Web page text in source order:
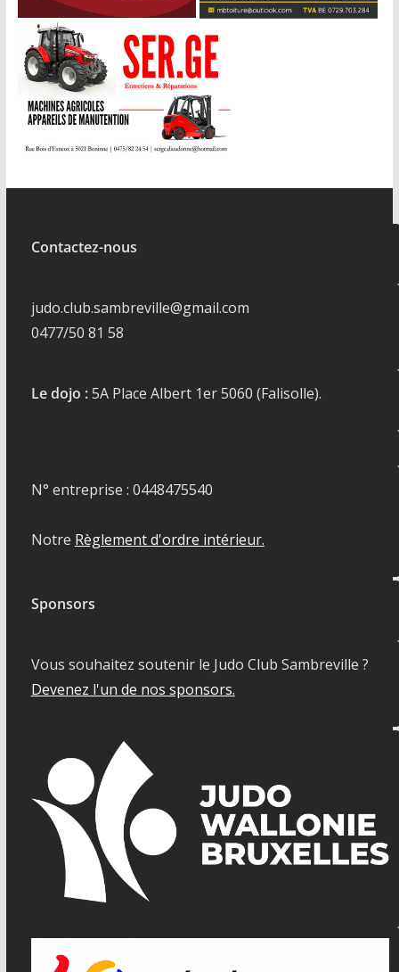
Contactez-nous
judo.club.sambreville@gmail.com
0477/50 81 58
Le dojo :5A Place Albert 1er 5060 (Falisolle).
N° entreprise : 0448475540
Notre Règlement d'ordre intérieur.
Sponsors
Vous souhaitez soutenir le Judo Club Sambreville ?
Devenez l'un de nos sponsors.